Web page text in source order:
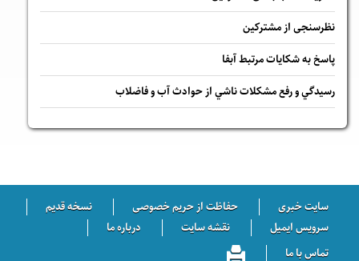
نظرسنجی از مشترکین
پاسخ به شكايات مرتبط آبفا
رسيدگي و رفع مشكلات ناشي از حوادث آب و فاضلاب
سایت خبری حفاظت از حریم خصوصی
نسخه قدیم
سرویس ایمیل
نقشه سایت
درباره ما
تماس با ما